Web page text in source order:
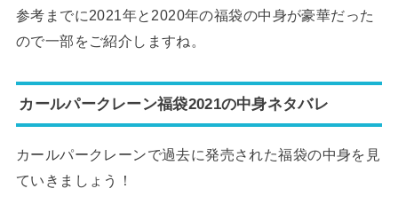
参考までに2021年と2020年の福袋の中身が豪華だった
ので一部をご紹介しますね。
カールパークレーン福袋2021の中身ネタバレ
カールパークレーンで過去に発売された福袋の中身を見
ていきましょう！